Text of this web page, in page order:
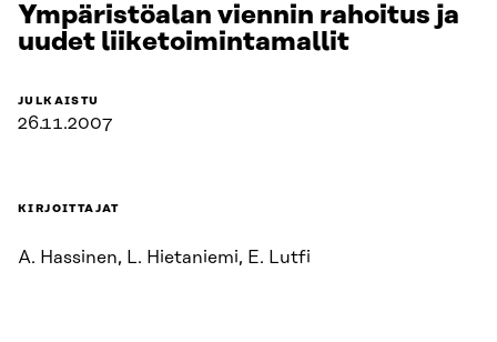
Ympäristöalan viennin rahoitus ja
uudet liiketoimintamallit
JULKAISTU
26.11.2007
KIRJOITTAJAT
A. Hassinen, L. Hietaniemi, E. Lutfi